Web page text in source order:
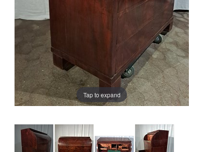
Tap to expand